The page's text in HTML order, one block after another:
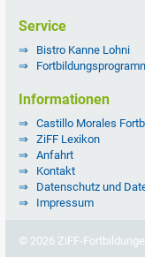
Service
Bistro Kanne Lohni
Informationen
Castillo Morales
ZiFF Lexikon
Anfahrt
Kontakt
Datenschutz und
Impressum
© 2026 ZiFF-